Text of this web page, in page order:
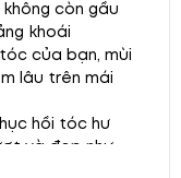
còn gầu
khoái
của bạn, mùi
lâu trên mái
hồi tóc hư
và đẹp như